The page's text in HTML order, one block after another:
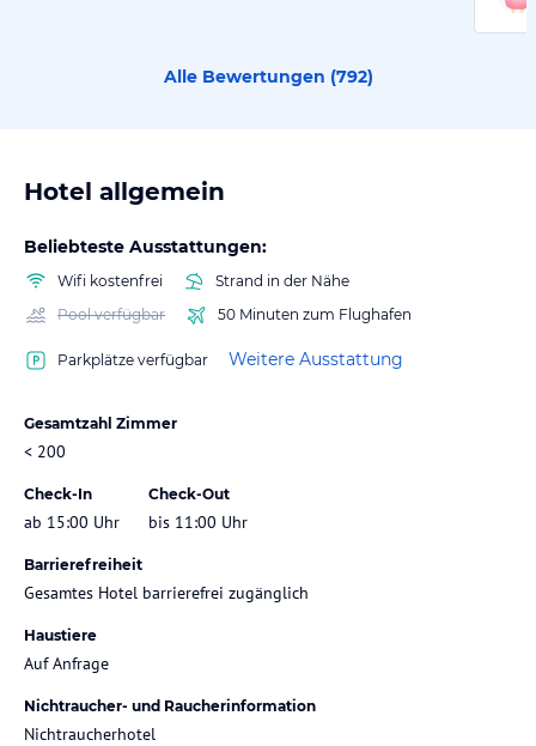
Alle Bewertungen (792)
Hotel allgemein
Beliebteste Ausstattungen:
Wifi kostenfrei
Strand in der Nähe
Pool verfügbar
50 Minuten zum Flughafen
Parkplätze verfügbar Weitere Ausstattung
Gesamtzahl Zimmer
< 200
Check-In
ab 15:00 Uhr
Check-Out
bis 11:00 Uhr
Barrierefreiheit
Gesamtes Hotel barrierefrei zugänglich
Haustiere
Auf Anfrage
Nichtraucher- und Raucherinformation
Nichtraucherhotel